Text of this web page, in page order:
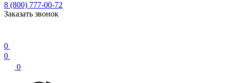
8 (800) 777-00-72
Заказать звонок
0
0
0